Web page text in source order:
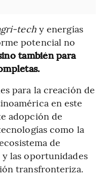
tech y energías
potencial no
también para
para la creación de
en este
adopción de
como la
de
las oportunidades
transfronteriza.